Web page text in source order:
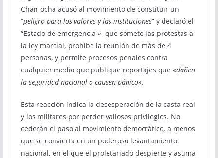
Chan-ocha acusó al movimiento de constituir un
“peligro para los valores y las instituciones” y declaró el
“Estado de emergencia «, que somete las protestas a
la ley marcial, prohíbe la reunión de más de 4
personas, y permite procesos penales contra
cualquier medio que publique reportajes que «dañen
la seguridad nacional o causen pánico».
Esta reacción indica la desesperación de la casta real
y los militares por perder valiosos privilegios. No
cederán el paso al movimiento democrático, a menos
que se convierta en un poderoso levantamiento
nacional, en el que el proletariado despierte y asuma